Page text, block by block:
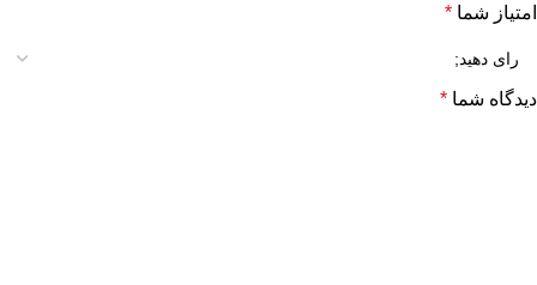
امتیاز شما *
دیدگاه شما *